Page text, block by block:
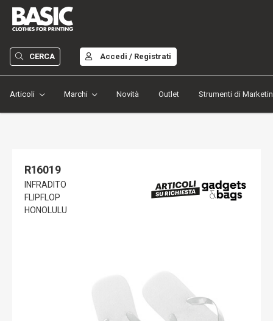
Articoli Marchi Novità Outlet Strumenti di
CERCA Accedi / Registrati
R16019
INFRADITO
FLIPFLOP
HONOLULU